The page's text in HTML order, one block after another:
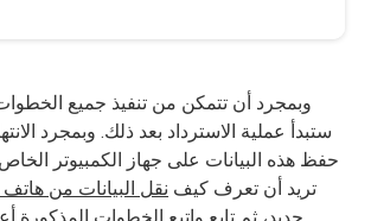
وبمجرد أن تتمكن من تنفيذ جميع
ستبدأ عملية الاسترداد بعد ذلك. وبمجرد
حفظ هذه البيانات على جهاز الكمبيوتر
تريد أن تعرف كيف نقل البيانات من